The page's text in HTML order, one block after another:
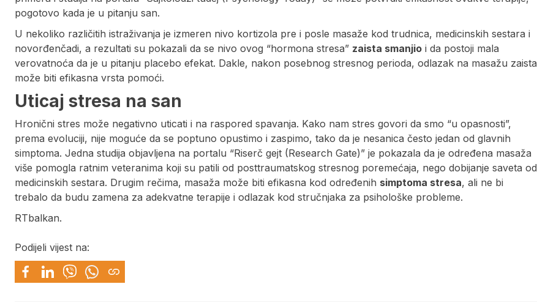
pogotovo kada je u pitanju san.
U nekoliko različitih istraživanja je izmeren nivo kortizola pre i posle masaže kod trudnica, medicinskih sestara i
novorđenčadi, a rezultati su pokazali da se nivo ovog “hormona stresa” zaista smanjio i da postoji mala
verovatnoća da je u pitanju placebo efekat. Dakle, nakon posebnog stresnog perioda, odlazak na masažu zaista
može biti efikasna vrsta pomoći.
Uticaj stresa na san
Hronični stres može negativno uticati i na raspored spavanja. Kako nam stres govori da smo “u opasnosti”,
prema evoluciji, nije moguće da se poptuno opustimo i zaspimo, tako da je nesanica često jedan od glavnih
simptoma. Jedna studija objavljena na portalu “Riserč gejt (Research Gate)” je pokazala da je određena masaža
više pomogla ratnim veteranima koji su patili od posttraumatskog stresnog poremećaja, nego dobijanje saveta od
medicinskih sestara. Drugim rečima, masaža može biti efikasna kod određenih simptoma stresa, ali ne bi
trebalo da budu zamena za adekvatne terapije i odlazak kod stručnjaka za psihološke probleme.
RTbalkan.
Podijeli vijest na: